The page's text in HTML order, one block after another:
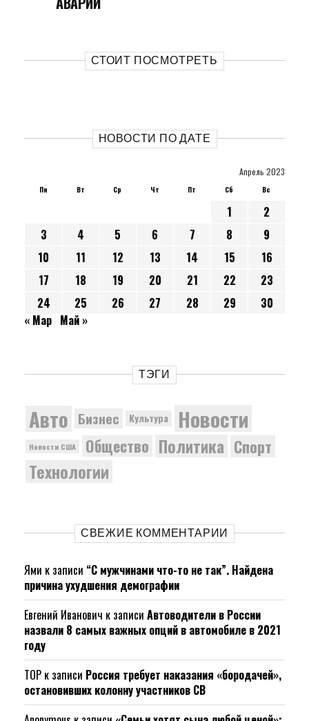
СТОИТ ПОСМОТРЕТЬ
НОВОСТИ ПО ДАТЕ
Апрель 2023
Пн Вт Ср Чт Пт Сб Вс
1
2
3
4 5 6 7 8
9
10
11 12 13 14 15
16
17
18 19 20 21 22
23
24
25 26 27 28 29
30
« Мар Май »
ТЭГИ
Авто Бизнес Культура Новости
Новости США Общество Политика Спорт
Технологии
СВЕЖИЕ КОММЕНТАРИИ
Ями к записи “С мужчинами что-то не так”. Найдена
причина ухудшения демографии
Евгений Иванович к записи Автоводители в России
назвали 8 самых важных опций в автомобиле в 2021
году
ТОР к записи Россия требует наказания «бородачей»,
остановивших колонну участников СВ